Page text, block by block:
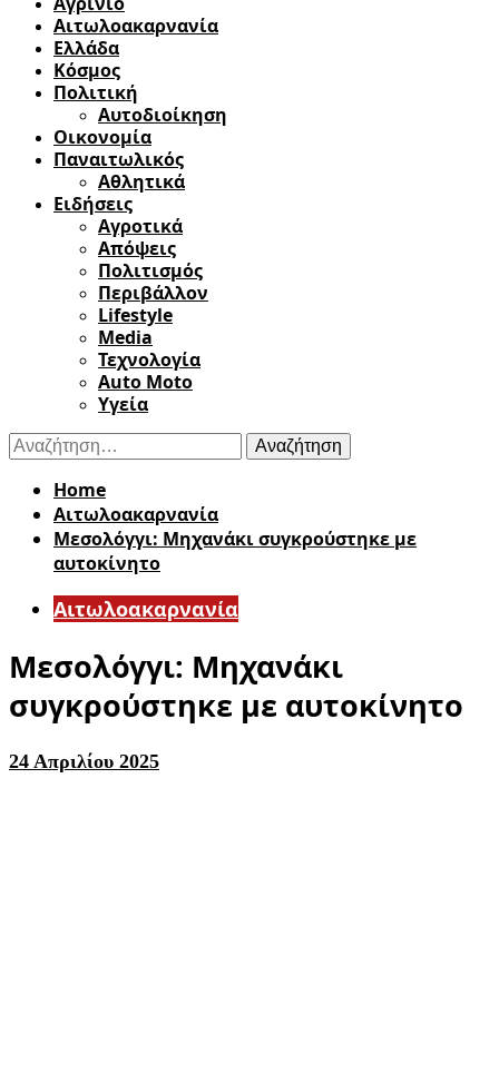
Αιτωλοακαρνανία
Ελλάδα
Κόσμος
Πολιτική
Αυτοδιοίκηση
Οικονομία
Παναιτωλικός
Αθλητικά
Ειδήσεις
Αγροτικά
Απόψεις
Πολιτισμός
Περιβάλλον
Lifestyle
Media
Τεχνολογία
Auto Moto
Υγεία
Αναζήτηση
για:
Home
Αιτωλοακαρνανία
Μεσολόγγι: Μηχανάκι συγκρούστηκε με
αυτοκίνητο
Αιτωλοακαρνανία
Μεσολόγγι: Μηχανάκι
συγκρούστηκε με αυτοκίνητο
24 Απριλίου 2025